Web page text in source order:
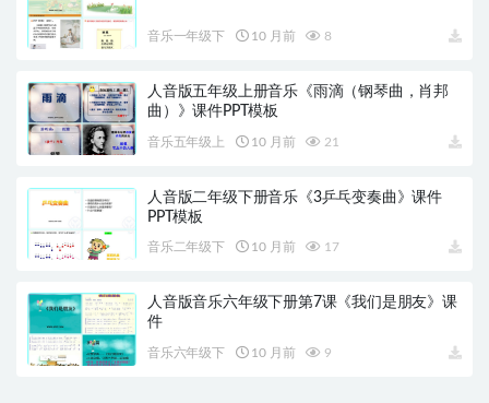
音乐一年级下 10 月前 8
人音版五年级上册音乐《雨滴（钢琴曲，肖邦
曲）》课件PPT模板
音乐五年级上 10 月前 21
人音版二年级下册音乐《3乒乓变奏曲》课件
PPT模板
音乐二年级下 10 月前 17
人音版音乐六年级下册第7课《我们是朋友》课
件
音乐六年级下 10 月前 9